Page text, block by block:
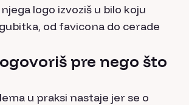
logo izvoziš u bilo koju
od favicona do cerade
pre nego što
u praksi nastaje jer se o